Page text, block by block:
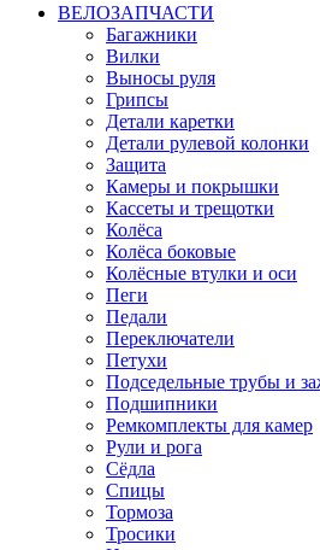
ВЕЛОЗАПЧАСТИ
Багажники
Вилки
Выносы руля
Грипсы
Детали каретки
Детали рулевой колонки
Защита
Камеры и покрышки
Кассеты и трещотки
Колёса
Колёса боковые
Колёсные втулки и оси
Пеги
Педали
Переключатели
Петухи
Подседельные трубы и
Подшипники
Ремкомплекты для камер
Рули и рога
Сёдла
Спицы
Тормоза
Тросики